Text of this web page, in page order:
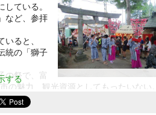
ている。
など、参拝
ると、
統の「獅子
の祭で、富
の魅力、観光資源としてもったいない。
する